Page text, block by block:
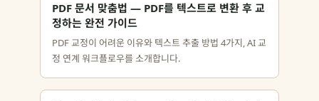
PDF 문서 맞춤법 — PDF를 텍스트로 변환 후 교
정하는 완전 가이드
PDF 교정이 어려운 이유와 텍스트 추출 방법 4가지, AI 교
정 연계 워크플로우를 소개합니다.